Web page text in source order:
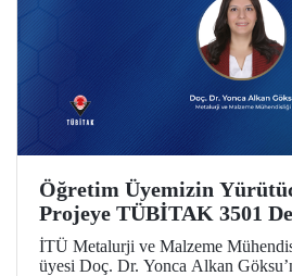
Öğretim Üyemizin
Projeye TÜBİTAK 3501
İTÜ Metalurji ve Malzeme
üyesi Doç. Dr. Yonca Alkan